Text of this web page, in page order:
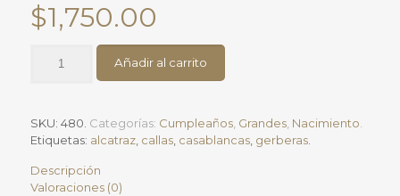
$1,750.00
casablancasModelo
cantidad
Añadir al carrito
SKU: 480 Categorías: Cumpleaños, Grandes, Nacimiento
Etiquetas: alcatraz, callas, casablancas, gerberas.
Descripción
Valoraciones (0)